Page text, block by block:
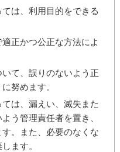
は、利用目的をできる
正かつ公正な方法によ
て、誤りのないよう正
努めます。
は、漏えい、滅失また
う管理責任者を置き、
。また、必要のなくな
ます。